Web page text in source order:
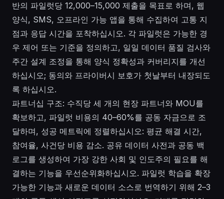
반의 파일럿당 12,000–15,000 제출을 목표로 하며, 웹
양식, SMS, 오프라인 가능 앱을 통해 수집하여 고통 지
점과 응답 시간을 포착하십시오. 각 파일럿은 가능한 경
우 제어 또는 기준을 정의하고, 일일 데이터 품질 검사와
주간 설계 조정을 통해 양식 정확성과 커버리지를 개선
하십시오; 동의와 프라이버시 보호가 첫날부터 내장되도
록 하십시오.
파트너십 구조: 수직당 세 개의 현장 파트너와 MOU를
확보하고, 파일럿 비용의 40–60%를 공동 자금으로 조
달하며, 성공 메트릭에 정렬하십시오: 평균 해결 시간,
참여율, 사건당 비용 감소. 공유 데이터 사전과 공동 백
로그를 생성하여 가장 강한 사회 및 인도주의 필요를 해
결하는 기능을 우선순위화하십시오. 파일럿 학습을 확장
가능한 기능과 새로운 데이터 소스로 번역하기 위해 2–3